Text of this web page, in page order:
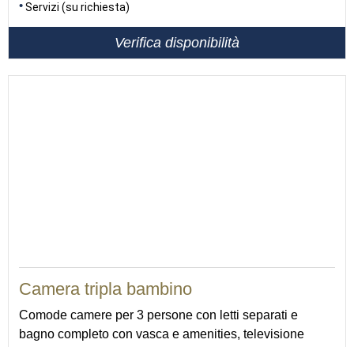
Servizi (su richiesta)
Verifica disponibilità
Camera tripla bambino
Comode camere per 3 persone con letti separati e
bagno completo con vasca e amenities, televisione